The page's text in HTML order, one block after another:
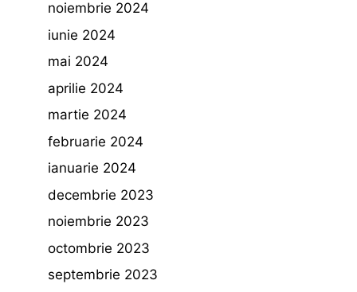
noiembrie 2024
iunie 2024
mai 2024
aprilie 2024
martie 2024
februarie 2024
ianuarie 2024
decembrie 2023
noiembrie 2023
octombrie 2023
septembrie 2023